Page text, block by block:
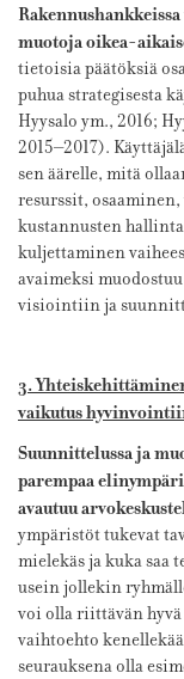
muotoja oikea-
tietoisia päätöksiä
puhua strategisesta
Hyysalo ym., 2016;
2015–2017).
sen äärelle, mitä
resurssit,
kustannusten
kuljettaminen
avaimeksi
visiointiin ja
3.
vaikutus
Suunnittelussa ja
parempaa
avautuu
ympäristöt tukevat
mielekäs ja kuka saa
usein jollekin
voi olla riittävän
vaihtoehto
seurauksena olla